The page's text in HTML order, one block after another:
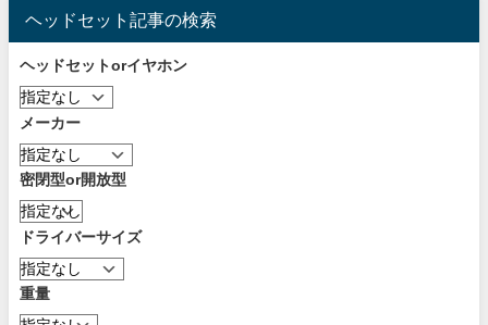
ヘッドセット記事の検索
ヘッドセットorイヤホン
メーカー
密閉型or開放型
ドライバーサイズ
重量